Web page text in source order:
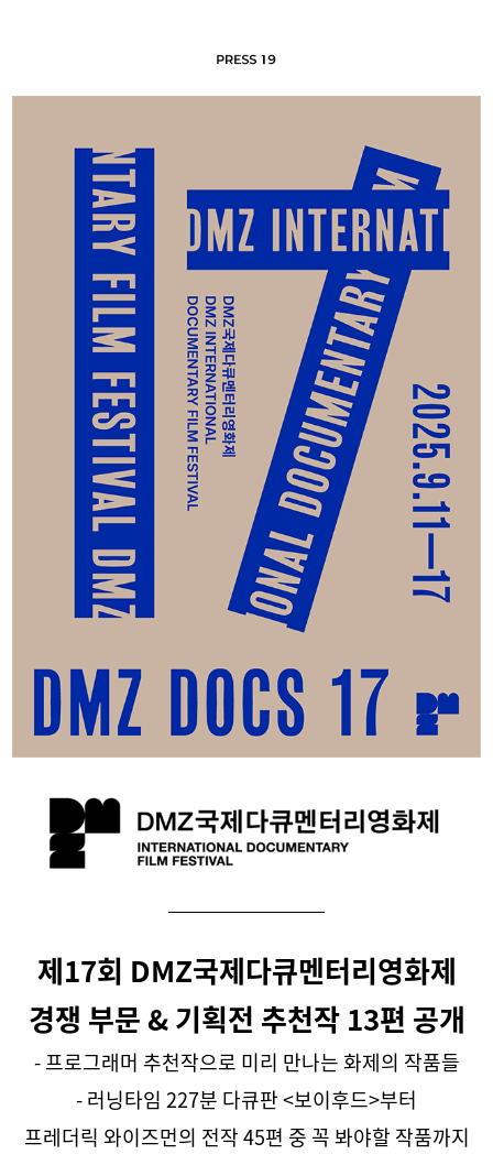
제17회 DMZ국제다큐멘터리영화제
경쟁 부문 & 기획전 추천작 13편 공개
- 프로그래머 추천작으로 미리 만나는 화제의 작품들
- 러닝타임 227분 다큐판 <보이후드>부터
프레더릭 와이즈먼의 전작 45편 중 꼭 봐야할 작품까지